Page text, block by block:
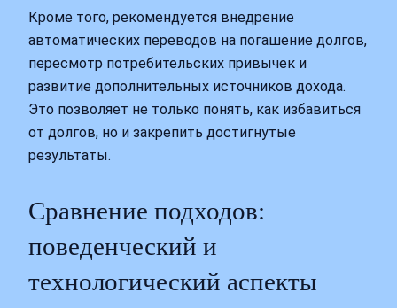
Кроме того, рекомендуется внедрение
автоматических переводов на погашение долгов,
пересмотр потребительских привычек и
развитие дополнительных источников дохода.
Это позволяет не только понять, как избавиться
от долгов, но и закрепить достигнутые
результаты.
Сравнение подходов:
поведенческий и
технологический аспекты